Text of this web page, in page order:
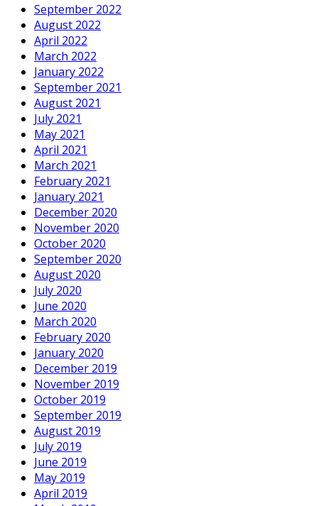
September 2022
August 2022
April 2022
March 2022
January 2022
September 2021
August 2021
July 2021
May 2021
April 2021
March 2021
February 2021
January 2021
December 2020
November 2020
October 2020
September 2020
August 2020
July 2020
June 2020
March 2020
February 2020
January 2020
December 2019
November 2019
October 2019
September 2019
August 2019
July 2019
June 2019
May 2019
April 2019